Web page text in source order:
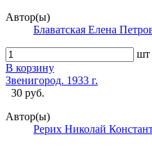
Автор(ы)
Блаватская Елена
шт
В корзину
Звенигород. 1933 г.
30 руб.
Автор(ы)
Рерих Николай